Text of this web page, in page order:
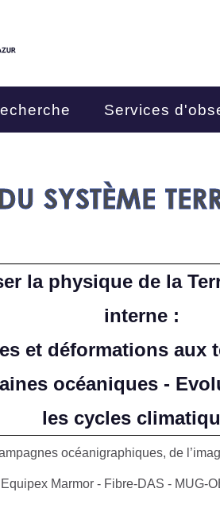
Services
SYSTÈME
la physique de la
interne :
et déformations aux
océaniques -
les cycles
océanigraphiques, de
Marmor - Fibre-DAS - MUG-